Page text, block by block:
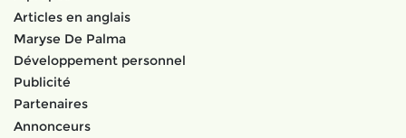
Articles en anglais
Maryse De Palma
Développement personnel
Publicité
Partenaires
Annonceurs